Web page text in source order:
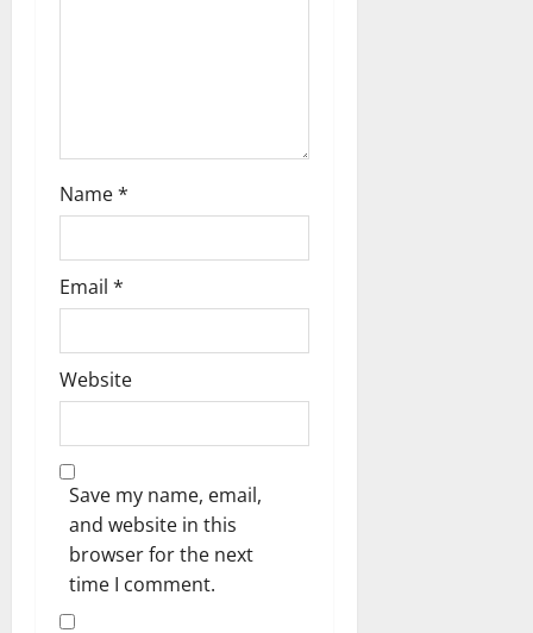
Name*
Email *
Website
Save my name, email,
and website in this
browser for the next
time I comment.